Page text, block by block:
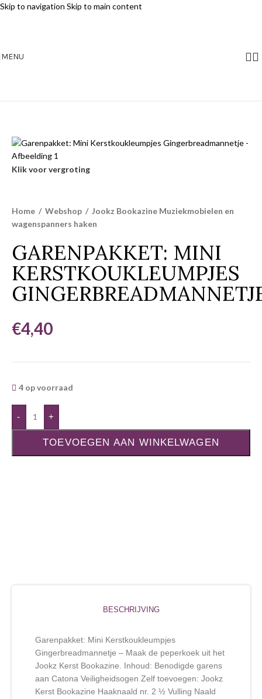
Skip to navigation Skip to main content
MENU
Klik voor vergroting
Home / Webshop / Jookz Bookazine Muziekmobielen en
wagenspanners haken
GARENPAKKET: MINI
KERSTKOUKLEUMPJES
€4,40
4 op voorraad
- +
TOEVOEGEN AAN WINKELWAGEN
BESCHRIJVING
Garenpakket: Mini Kerstkoukleumpjes
Gingerbreadmannetje – Maak de peperkoek uit het
Jookz Kerst Bookazine. Inhoud: Benodigde garens
aan Catona Veiligheidsogen Zelf toevoegen: Jookz
Kerst Bookazine Haaknaald nr. 2 ½ Vulling Naald